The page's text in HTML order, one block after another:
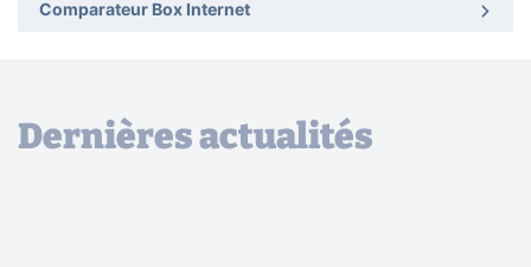
Comparateur Box Internet
Dernières actualités